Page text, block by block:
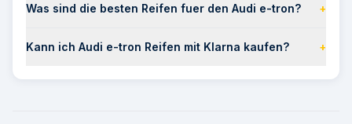
Was sind die besten Reifen fuer den Audi e-tron? +
Kann ich Audi e-tron Reifen mit Klarna kaufen? +